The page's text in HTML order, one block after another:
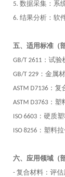
5. 数据采集：系
6. 结果分析：软
五、适用标准（
GB/T 2611： 试验
GB/T 229： 金属
ASTM D7136： 复
ASTM D3763： 塑
ISO 6603： 硬质
ISO 8256： 塑料
六、 应用领域（
- 复合材料：评